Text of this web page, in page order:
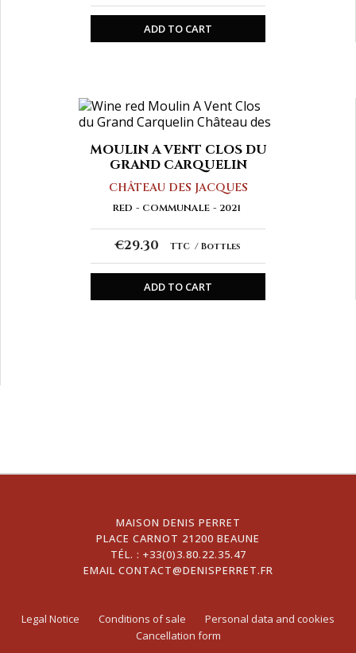
ADD TO CART
MOULIN A VENT CLOS DU
GRAND CARQUELIN
CHÂTEAU DES JACQUES
RED COMMUNALE 2021
€29.30 TTC Bottles
ADD TO CART
MAISON DENIS PERRET
PLACE CARNOT 21200 BEAUNE
TÉL. : +33(0)3.80.22.35.47
EMAIL CONTACT@DENISPERRET.FR
Legal Notice Conditions of sale
Personal data and cookies
Cancellation form